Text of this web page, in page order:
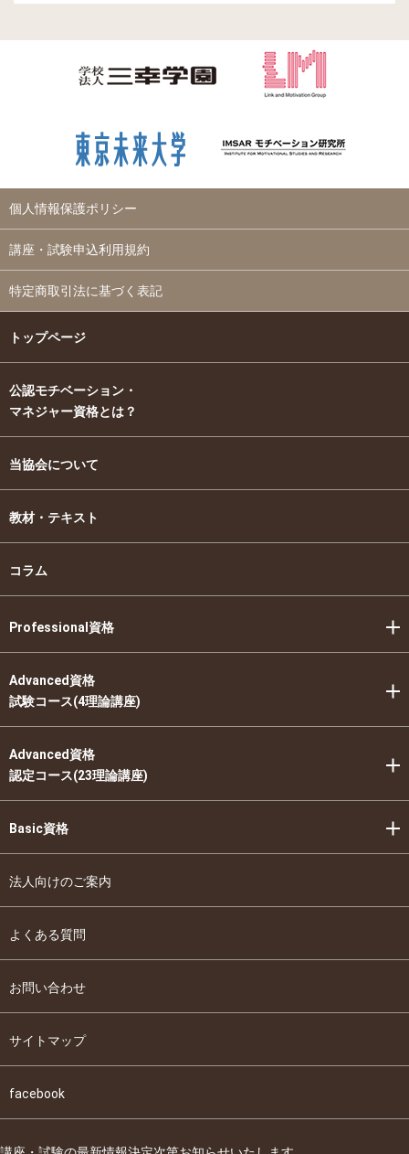
個人情報保護ポリシー
講座・試験申込利用規約
特定商取引法に基づく表記
トップページ
公認モチベーション・
マネジャー資格とは？
当協会について
教材・テキスト
コラム
Professional資格
Advanced資格
試験コース(4理論講座)
Advanced資格
認定コース(23理論講座)
Basic資格
法人向けのご案内
よくある質問
お問い合わせ
サイトマップ
facebook